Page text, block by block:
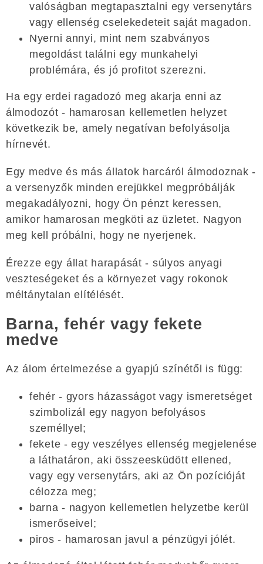
valóságban megtapasztalni egy versenytárs
vagy ellenség cselekedeteit saját magadon.
Nyerni annyi, mint nem szabványos
megoldást találni egy munkahelyi
problémára, és jó profitot szerezni.
Ha egy erdei ragadozó meg akarja enni az
álmodozót - hamarosan kellemetlen helyzet
következik be, amely negatívan befolyásolja
hírnevét.
Egy medve és más állatok harcáról álmodoznak -
a versenyzők minden erejükkel megpróbálják
megakadályozni, hogy Ön pénzt keressen,
amikor hamarosan megköti az üzletet. Nagyon
meg kell próbálni, hogy ne nyerjenek.
Érezze egy állat harapását - súlyos anyagi
veszteségeket és a környezet vagy rokonok
méltánytalan elítélését.
Barna, fehér vagy fekete
medve
Az álom értelmezése a gyapjú színétől is függ:
fehér - gyors házasságot vagy ismeretséget
szimbolizál egy nagyon befolyásos
személlyel;
fekete - egy veszélyes ellenség megjelenése
a láthatáron, aki összeesküdött ellened,
vagy egy versenytárs, aki az Ön pozícióját
célozza meg;
barna - nagyon kellemetlen helyzetbe kerül
ismerőseivel;
piros - hamarosan javul a pénzügyi jólét.